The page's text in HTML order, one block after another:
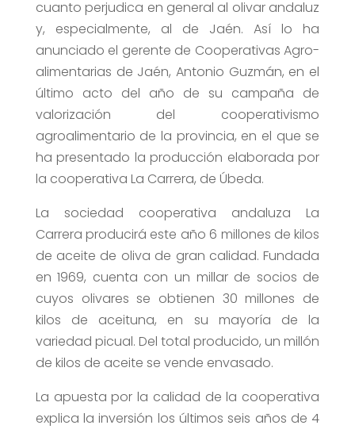
cuanto perjudica en general al olivar andaluz
y, especialmente, al de Jaén. Así lo ha
anunciado el gerente de Cooperativas Agro-
alimentarias de Jaén, Antonio Guzmán, en el
último acto del año de su campaña de
valorización del cooperativismo
agroalimentario de la provincia, en el que se
ha presentado la producción elaborada por
la cooperativa La Carrera, de Úbeda.
La sociedad cooperativa andaluza La
Carrera producirá este año 6 millones de kilos
de aceite de oliva de gran calidad. Fundada
en 1969, cuenta con un millar de socios de
cuyos olivares se obtienen 30 millones de
kilos de aceituna, en su mayoría de la
variedad picual. Del total producido, un millón
de kilos de aceite se vende envasado.
La apuesta por la calidad de la cooperativa
explica la inversión los últimos seis años de 4